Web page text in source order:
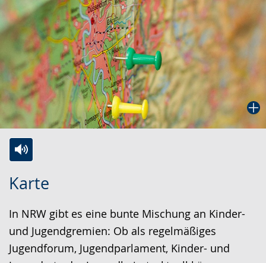
Karte
In NRW gibt es eine bunte Mischung an Kinder-
und Jugendgremien: Ob als regelmäßiges
Jugendforum, Jugendparlament, Kinder- und
Leichten
wechseln.
Audio-
Video
Deutscher
Gebärdensprache
wird